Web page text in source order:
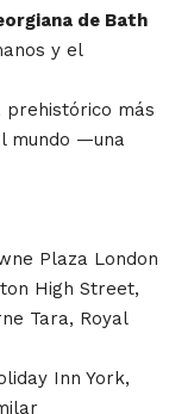
de Bath
y el
prehistórico más
mundo —una
Plaza London
High Street,
Tara, Royal
Inn York,